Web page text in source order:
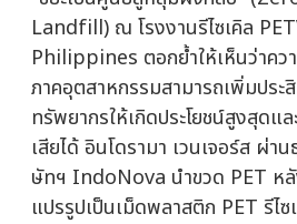
Landfill) ณ โรงงานรีไซเคิล
Philippines ตอกย้ำให้เห็นว่าคว
ภาคอุตสาหกรรมสามารถเพิ่มประ
ทรัพยากรให้เกิดประโยชน์สูงสุดแ
เสียได้ อินโดรามา เวนเจอร์ส ผ่า
ษัทฯ IndoNova นำขวด PET หลั
แปรรูปเป็นเม็ดพลาสติก PET รีไ